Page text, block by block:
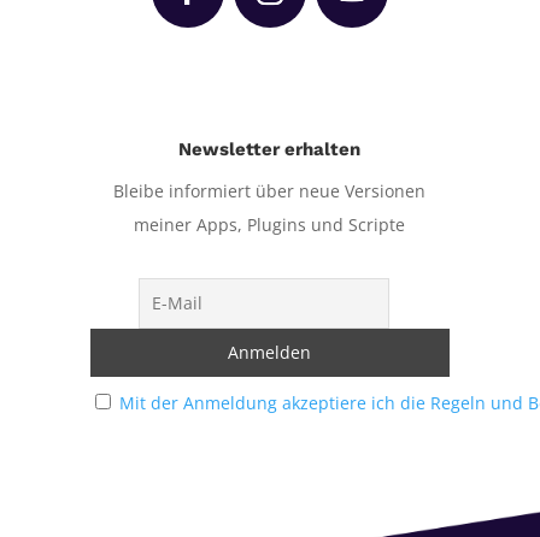
Newsletter erhalten
Bleibe informiert über neue Versionen
meiner Apps, Plugins und Scripte
Mit der Anmeldung akzeptiere ich die Regeln und